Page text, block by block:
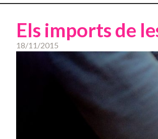
Els imports de
18/11/2015